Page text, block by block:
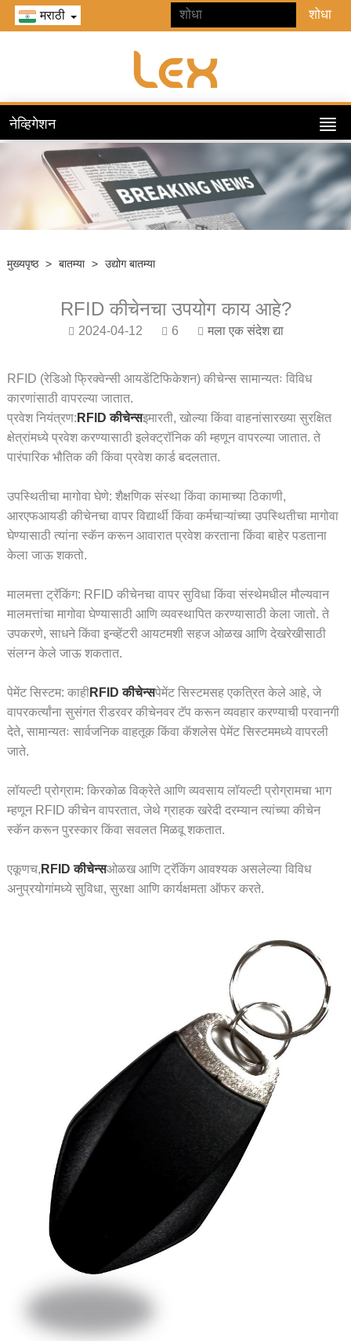
मराठी
नेव्हिगेशन
मुख्यपृष्ठ > बातम्या > उद्योग बातम्या
RFID कीचेनचा उपयोग काय आहे?
2024-04-12 6 मला एक संदेश द्या
RFID (रेडिओ फ्रिक्वेन्सी आयडेंटिफिकेशन) कीचेन्स सामान्यतः विविध
कारणांसाठी वापरल्या जातात.
प्रवेश नियंत्रण: RFID कीचेन्सइमारती, खोल्या किंवा वाहनांसारख्या सुरक्षित
क्षेत्रांमध्ये प्रवेश करण्यासाठी इलेक्ट्रॉनिक की म्हणून वापरल्या जातात. ते
पारंपारिक भौतिक की किंवा प्रवेश कार्ड बदलतात.
उपस्थितीचा मागोवा घेणे: शैक्षणिक संस्था किंवा कामाच्या ठिकाणी,
आरएफआयडी कीचेनचा वापर विद्यार्थी किंवा कर्मचाऱ्यांच्या उपस्थितीचा मागोवा
घेण्यासाठी त्यांना स्कॅन करून आवारात प्रवेश करताना किंवा बाहेर पडताना
केला जाऊ शकतो.
मालमत्ता ट्रॅकिंग: RFID कीचेनचा वापर सुविधा किंवा संस्थेमधील मौल्यवान
मालमत्तांचा मागोवा घेण्यासाठी आणि व्यवस्थापित करण्यासाठी केला जातो. ते
उपकरणे, साधने किंवा इन्व्हेंटरी आयटमशी सहज ओळख आणि देखरेखीसाठी
संलग्न केले जाऊ शकतात.
पेमेंट सिस्टम: काहीRFID कीचेन्सपेमेंट सिस्टमसह एकत्रित केले आहे, जे
वापरकर्त्यांना सुसंगत रीडरवर कीचेनवर टॅप करून व्यवहार करण्याची परवानगी
देते, सामान्यतः सार्वजनिक वाहतूक किंवा कॅशलेस पेमेंट सिस्टममध्ये वापरली
जाते.
लॉयल्टी प्रोग्राम: किरकोळ विक्रेते आणि व्यवसाय लॉयल्टी प्रोग्रामचा भाग
म्हणून RFID कीचेन वापरतात, जेथे ग्राहक खरेदी दरम्यान त्यांच्या कीचेन
स्कॅन करून पुरस्कार किंवा सवलत मिळवू शकतात.
एकूणच, RFID कीचेन्सओळख आणि ट्रॅकिंग आवश्यक असलेल्या विविध
अनुप्रयोगांमध्ये सुविधा, सुरक्षा आणि कार्यक्षमता ऑफर करते.